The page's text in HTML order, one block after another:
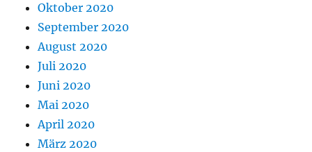
Oktober 2020
September 2020
August 2020
Juli 2020
Juni 2020
Mai 2020
April 2020
März 2020